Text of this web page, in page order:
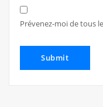
Prévenez-moi de tous